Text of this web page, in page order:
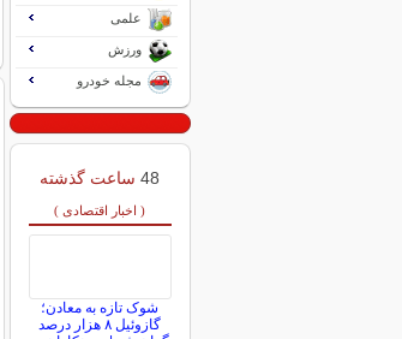
علمی
ورزش
مجله خودرو
48 ساعت گذشته
( اخبار اقتصادی )
شوک تازه به معادن؛
گازوئیل ۸ هزار درصد